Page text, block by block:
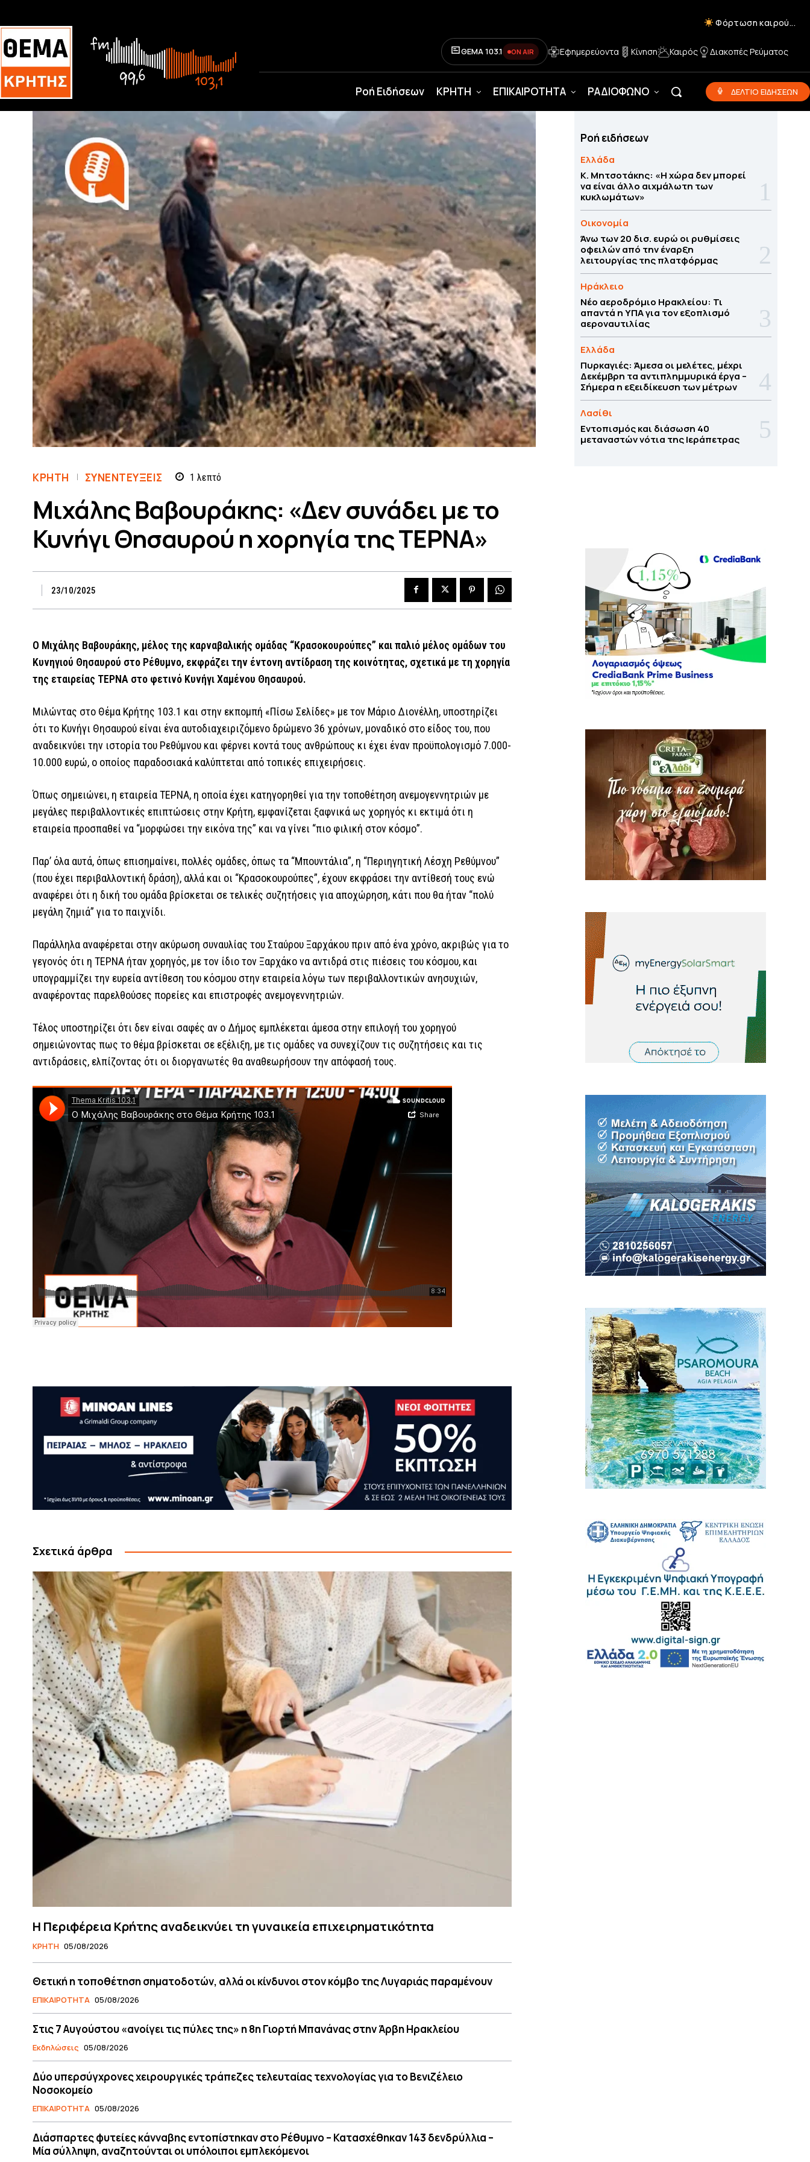
Φόρτωση καιρού...
ΘΕΜΑ 103.1 ON AIR Εφημερεύοντα Κίνηση Καιρός Διακοπές Ρεύματος
Ροή Ειδήσεων ΚΡΗΤΗ ΕΠΙΚΑΙΡΟΤΗΤΑ ΡΑΔΙΟΦΩΝΟ ΔΕΛΤΙΟ ΕΙΔΗΣΕΩΝ
ΚΡΗΤΗ ΣΥΝΕΝΤΕΎΞΕΙΣ 1 λεπτό
Μιχάλης Βαβουράκης: «Δεν συνάδει με το
Κυνήγι Θησαυρού η χορηγία της ΤΕΡΝΑ»
23/10/2025
Ο Μιχάλης Βαβουράκης, μέλος της καρναβαλικής ομάδας “Κρασοκουρούπες” και παλιό μέλος ομάδων του
Κυνηγιού Θησαυρού στο Ρέθυμνο, εκφράζει την έντονη αντίδραση της κοινότητας, σχετικά με τη χορηγία
της εταιρείας ΤΕΡΝΑ στο φετινό Κυνήγι Χαμένου Θησαυρού.
Μιλώντας στο Θέμα Κρήτης 103.1 και στην εκπομπή «Πίσω Σελίδες» με τον Μάριο Διονέλλη, υποστηρίζει
ότι το Κυνήγι Θησαυρού είναι ένα αυτοδιαχειριζόμενο δρώμενο 36 χρόνων, μοναδικό στο είδος του, που
αναδεικνύει την ιστορία του Ρεθύμνου και φέρνει κοντά τους ανθρώπους κι έχει έναν προϋπολογισμό 7.000-
10.000 ευρώ, ο οποίος παραδοσιακά καλύπτεται από τοπικές επιχειρήσεις.
Όπως σημειώνει, η εταιρεία ΤΕΡΝΑ, η οποία έχει κατηγορηθεί για την τοποθέτηση ανεμογεννητριών με
μεγάλες περιβαλλοντικές επιπτώσεις στην Κρήτη, εμφανίζεται ξαφνικά ως χορηγός κι εκτιμά ότι η
εταιρεία προσπαθεί να “μορφώσει την εικόνα της” και να γίνει “πιο φιλική στον κόσμο”.
Παρ’ όλα αυτά, όπως επισημαίνει, πολλές ομάδες, όπως τα “Μπουντάλια”, η “Περιηγητική Λέσχη Ρεθύμνου”
(που έχει περιβαλλοντική δράση), αλλά και οι “Κρασοκουρούπες”, έχουν εκφράσει την αντίθεσή τους ενώ
αναφέρει ότι η δική του ομάδα βρίσκεται σε τελικές συζητήσεις για αποχώρηση, κάτι που θα ήταν “πολύ
μεγάλη ζημιά” για το παιχνίδι.
Παράλληλα αναφέρεται στην ακύρωση συναυλίας του Σταύρου Ξαρχάκου πριν από ένα χρόνο, ακριβώς για το
γεγονός ότι η ΤΕΡΝΑ ήταν χορηγός, με τον ίδιο τον Ξαρχάκο να αντιδρά στις πιέσεις του κόσμου, και
υπογραμμίζει την ευρεία αντίθεση του κόσμου στην εταιρεία λόγω των περιβαλλοντικών ανησυχιών,
αναφέροντας παρελθούσες πορείες και επιστροφές ανεμογεννητριών.
Τέλος υποστηρίζει ότι δεν είναι σαφές αν ο Δήμος εμπλέκεται άμεσα στην επιλογή του χορηγού
σημειώνοντας πως το θέμα βρίσκεται σε εξέλιξη, με τις ομάδες να συνεχίζουν τις συζητήσεις και τις
αντιδράσεις, ελπίζοντας ότι οι διοργανωτές θα αναθεωρήσουν την απόφασή τους.
Σχετικά άρθρα
Η Περιφέρεια Κρήτης αναδεικνύει τη γυναικεία επιχειρηματικότητα
ΚΡΗΤΗ 05/08/2026
Θετική η τοποθέτηση σηματοδοτών, αλλά οι κίνδυνοι στον κόμβο της Λυγαριάς παραμένουν
ΕΠΙΚΑΙΡΟΤΗΤΑ 05/08/2026
Στις 7 Αυγούστου «ανοίγει τις πύλες της» η 8η Γιορτή Μπανάνας στην Άρβη Ηρακλείου
Εκδηλώσεις 05/08/2026
Δύο υπερσύγχρονες χειρουργικές τράπεζες τελευταίας τεχνολογίας για το Βενιζέλειο
Νοσοκομείο
ΕΠΙΚΑΙΡΟΤΗΤΑ 05/08/2026
Διάσπαρτες φυτείες κάνναβης εντοπίστηκαν στο Ρέθυμνο – Κατασχέθηκαν 143 δενδρύλλια –
Μία σύλληψη, αναζητούνται οι υπόλοιποι εμπλεκόμενοι
Ροή ειδήσεων
Ελλάδα
Κ. Μητσοτάκης: «Η χώρα δεν μπορεί
να είναι άλλο αιχμάλωτη των
κυκλωμάτων»
Οικονομία
Άνω των 20 δισ. ευρώ οι ρυθμίσεις
οφειλών από την έναρξη
λειτουργίας της πλατφόρμας
Ηράκλειο
Νέο αεροδρόμιο Ηρακλείου: Τι
απαντά η ΥΠΑ για τον εξοπλισμό
αεροναυτιλίας
Ελλάδα
Πυρκαγιές: Άμεσα οι μελέτες, μέχρι
Δεκέμβρη τα αντιπλημμυρικά έργα –
Σήμερα η εξειδίκευση των μέτρων
Λασίθι
Εντοπισμός και διάσωση 40
μεταναστών νότια της Ιεράπετρας